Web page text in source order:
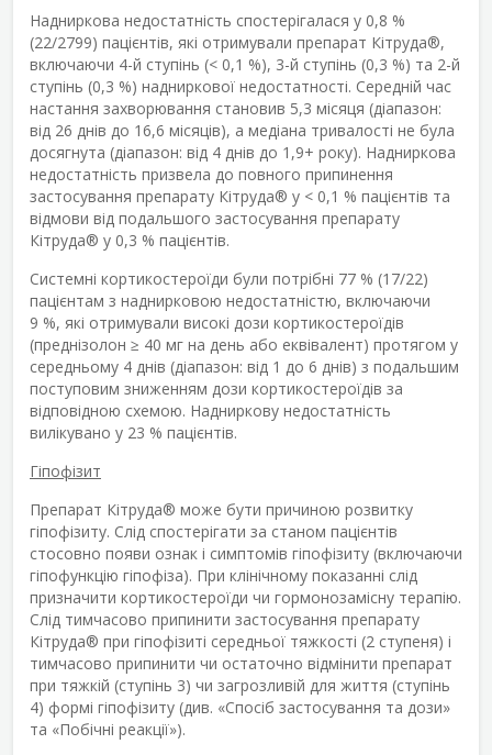
Надниркова недостатність спостерігалася у 0,8 %
(22/2799) пацієнтів, які отримували препарат Кітруда®,
включаючи 4-й ступінь (< 0,1 %), 3-й ступінь (0,3 %) та 2-й
ступінь (0,3 %) надниркової недостатності. Середній час
настання захворювання становив 5,3 місяця (діапазон:
від 26 днів до 16,6 місяців), а медіана тривалості не була
досягнута (діапазон: від 4 днів до 1,9+ року). Надниркова
недостатність призвела до повного припинення
застосування препарату Кітруда® у < 0,1 % пацієнтів та
відмови від подальшого застосування препарату
Кітруда® у 0,3 % пацієнтів.
Системні кортикостероїди були потрібні 77 % (17/22)
пацієнтам з наднирковою недостатністю, включаючи
9 %, які отримували високі дози кортикостероїдів
(преднізолон ≥ 40 мг на день або еквівалент) протягом у
середньому 4 днів (діапазон: від 1 до 6 днів) з подальшим
поступовим зниженням дози кортикостероїдів за
відповідною схемою. Надниркову недостатність
вилікувано у 23 % пацієнтів.
Гіпофізит
Препарат Кітруда® може бути причиною розвитку
гіпофізиту. Слід спостерігати за станом пацієнтів
стосовно появи ознак і симптомів гіпофізиту (включаючи
гіпофункцію гіпофіза). При клінічному показанні слід
призначити кортикостероїди чи гормонозамісну терапію.
Слід тимчасово припинити застосування препарату
Кітруда® при гіпофізиті середньої тяжкості (2 ступеня) і
тимчасово припинити чи остаточно відмінити препарат
при тяжкій (ступінь 3) чи загрозливій для життя (ступінь
4) формі гіпофізиту (див. «Спосіб застосування та дози»
та «Побічні реакції»).